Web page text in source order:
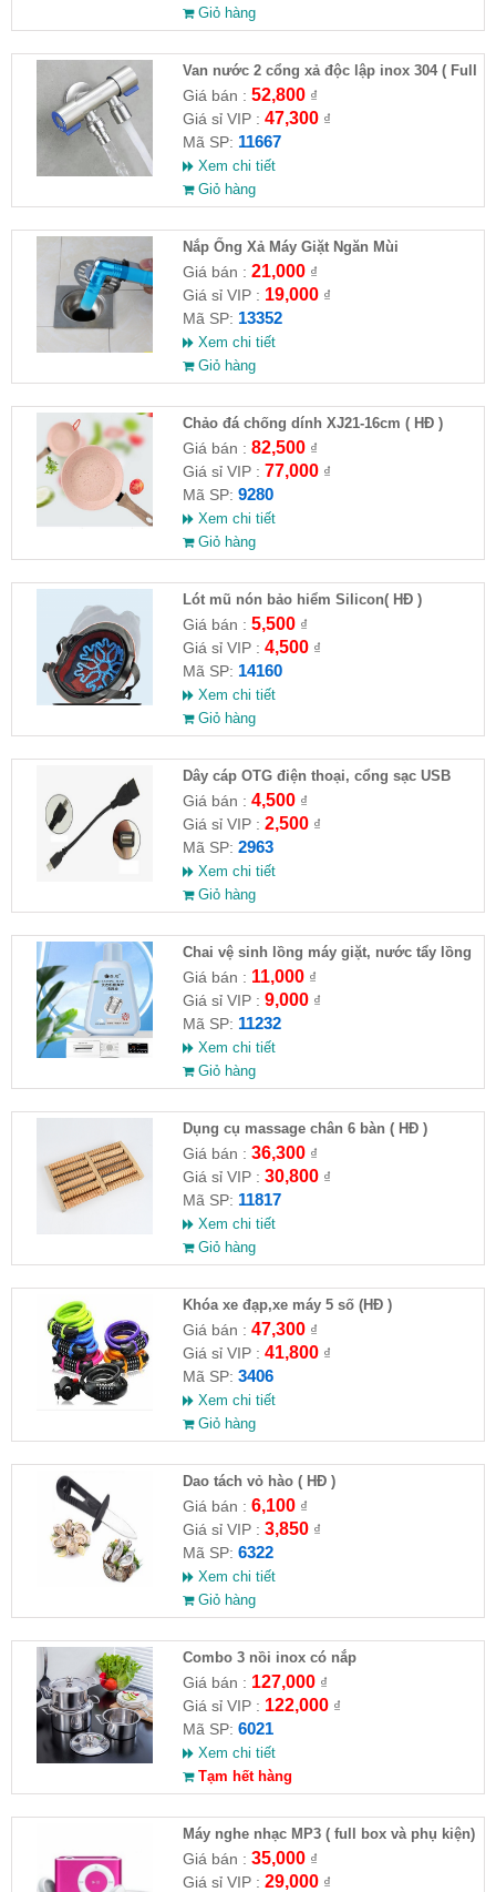
Giỏ hàng
Van nước 2 cổng xả độc lập inox 304 ( Full
VAT )
Giá bán : 52,800₫
Giá sỉ VIP : 47,300₫
Mã SP: 11667
Xem chi tiết
Giỏ hàng
Nắp Ống Xả Máy Giặt Ngăn Mùi
Giá bán : 21,000₫
Giá sỉ VIP : 19,000₫
Mã SP: 13352
Xem chi tiết
Giỏ hàng
Chảo đá chống dính XJ21-16cm ( HĐ )
Giá bán : 82,500₫
Giá sỉ VIP : 77,000₫
Mã SP: 9280
Xem chi tiết
Giỏ hàng
Lót mũ nón bảo hiểm Silicon( HĐ )
Giá bán : 5,500₫
Giá sỉ VIP : 4,500₫
Mã SP: 14160
Xem chi tiết
Giỏ hàng
Dây cáp OTG điện thoại, cổng sạc USB
Giá bán : 4,500₫
Giá sỉ VIP : 2,500₫
Mã SP: 2963
Xem chi tiết
Giỏ hàng
Chai vệ sinh lồng máy giặt, nước tẩy lồng
máy giặt CLEANING FLUID
Giá bán : 11,000₫
Giá sỉ VIP : 9,000₫
Mã SP: 11232
Xem chi tiết
Giỏ hàng
Dụng cụ massage chân 6 bàn ( HĐ )
Giá bán : 36,300₫
Giá sỉ VIP : 30,800₫
Mã SP: 11817
Xem chi tiết
Giỏ hàng
Khóa xe đạp,xe máy 5 số (HĐ )
Giá bán : 47,300₫
Giá sỉ VIP : 41,800₫
Mã SP: 3406
Xem chi tiết
Giỏ hàng
Dao tách vỏ hào ( HĐ )
Giá bán : 6,100₫
Giá sỉ VIP : 3,850₫
Mã SP: 6322
Xem chi tiết
Giỏ hàng
Combo 3 nồi inox có nắp
Giá bán : 127,000₫
Giá sỉ VIP : 122,000₫
Mã SP: 6021
Xem chi tiết
Tạm hết hàng
Máy nghe nhạc MP3 ( full box và phụ kiện)
Giá bán : 35,000₫
Giá sỉ VIP : 29,000₫